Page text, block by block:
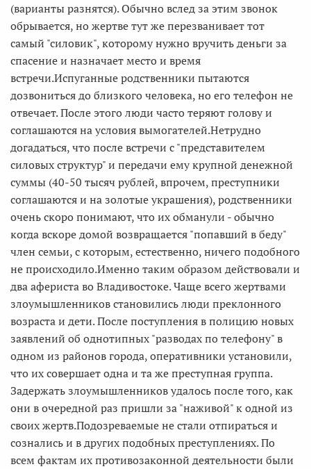
(варианты разнятся). Обычно вслед за этим звонок
обрывается, но жертве тут же перезванивает тот
самый "силовик", которому нужно вручить деньги за
спасение и назначает место и время
встречи.Испуганные родственники пытаются
дозвониться до близкого человека, но его телефон не
отвечает. После этого люди часто теряют голову и
соглашаются на условия вымогателей.Нетрудно
догадаться, что после встречи с "представителем
силовых структур" и передачи ему крупной денежной
суммы (40-50 тысяч рублей, впрочем, преступники
соглашаются и на золотые украшения), родственники
очень скоро понимают, что их обманули - обычно
когда вскоре домой возвращается "попавший в беду"
член семьи, с которым, естественно, ничего подобного
не происходило.Именно таким образом действовали и
два афериста во Владивостоке. Чаще всего жертвами
злоумышленников становились люди преклонного
возраста и дети. После поступления в полицию новых
заявлений об однотипных "разводах по телефону" в
одном из районов города, оперативники установили,
что их совершает одна и та же преступная группа.
Задержать злоумышленников удалось после того, как
они в очередной раз пришли за "наживой" к одной из
своих жертв.Подозреваемые не стали отпираться и
сознались и в других подобных преступлениях. По
всем фактам их противозаконной деятельности были